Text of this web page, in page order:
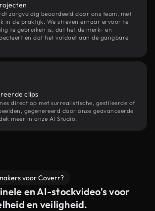
zorgvuldig beoordeeld door ons team, met
in de praktijk. We streven ernaar ervoor te
te gebruiken is, dat het de merk- en
en dat het voldoet aan de gangbare
clips
direct op met surrealistische, gestileerde of
gegenereerd door onze geavanceerde
meer in onze AI Studio.
voor Coverr?
en AI-stockvideo's voor
en veiligheid.